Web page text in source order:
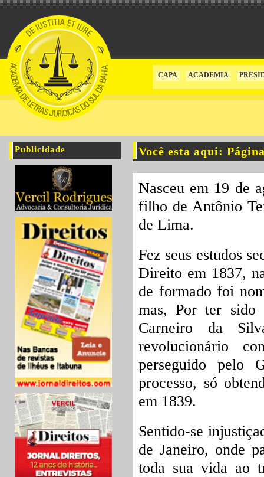
CAPA ACADEMIA
Publicidade Você esta aqui:
Nasceu em 19 de
filho de Antônio
de Lima.
Fez seus estudos
Direito em 1837,
de formado foi
mas, Por ter sido
Carneiro da
revolucionário
perseguido pelo
processo, só
em 1839.
Sentido-se
de Janeiro, onde
toda sua vida ao